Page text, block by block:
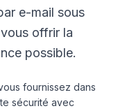
e-mail sous
offrir la
possible.
fournissez dans
sécurité avec